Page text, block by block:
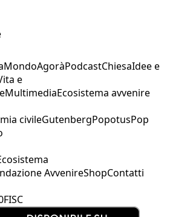
MondoAgoràPodcastChiesaIdee e
e
MultimediaEcosistema avvenire
civileGutenbergPopotusPop
AvvenireShopContatti
FISC